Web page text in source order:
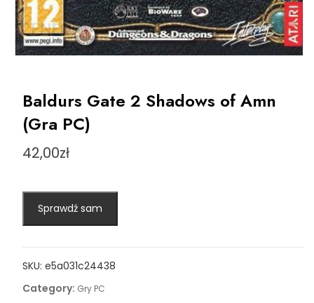
Baldurs Gate 2 Shadows of Amn
(Gra PC)
42,00zł
Sprawdź sam
SKU: e5a031c24438
Category: Gry PC